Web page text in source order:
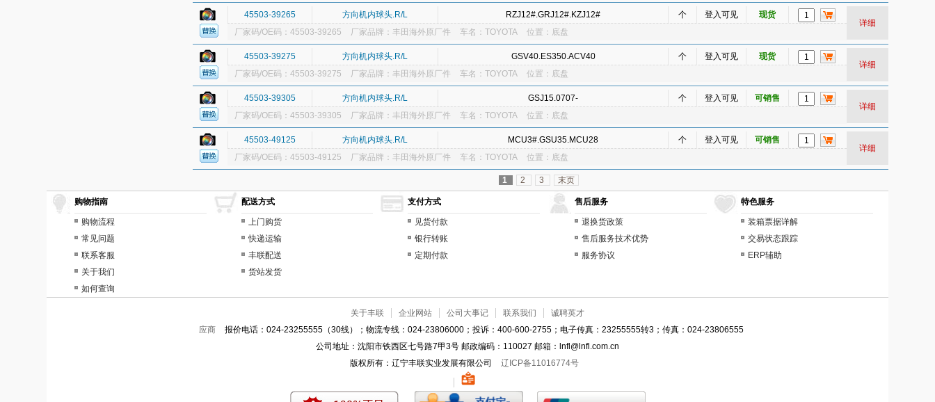
45503-39265 方向机内球头.R/L RZJ12#.GRJ12#.KZJ12# 个 登入可见
现货
详细
厂家码/OE码：45503-39265
厂家品牌：丰田海外原厂件 车名：TOYOTA 位置：底盘
45503-39275 方向机内球头.R/L GSV40.ES350.ACV40 个 登入可见
现货
详细
厂家码/OE码：45503-39275
厂家品牌：丰田海外原厂件 车名：TOYOTA 位置：底盘
45503-39305 方向机内球头.R/L GSJ15.0707- 个 登入可见
可销售
详细
厂家码/OE码：45503-39305
厂家品牌：丰田海外原厂件 车名：TOYOTA 位置：底盘
45503-49125 方向机内球头.R/L MCU3#.GSU35.MCU28 个 登入可见
可销售
详细
厂家码/OE码：45503-49125
厂家品牌：丰田海外原厂件 车名：TOYOTA 位置：底盘
1 2 3 末页
购物指南
购物流程
常见问题
联系客服
关于我们
如何查询
配送方式
上门购货
快递运输
丰联配送
货站发货
支付方式
见货付款
银行转账
定期付款
售后服务
退换货政策
售后服务技术优势
服务协议
特色服务
装箱票据详解
交易状态跟踪
ERP辅助
关于丰联 企业网站 公司大事记 联系我们
诚聘英才
应商
报价电话：024-23255555（30线）；物流专线：024-23806000；投诉：400-600-2755；电子传真：23255555转3；传真：024-23806555
公司地址：沈阳市铁西区七号路7甲3号 邮政编码：110027 邮箱：lnfl@lnfl.com.cn
版权所有：辽宁丰联实业发展有限公司
辽ICP备11016774号